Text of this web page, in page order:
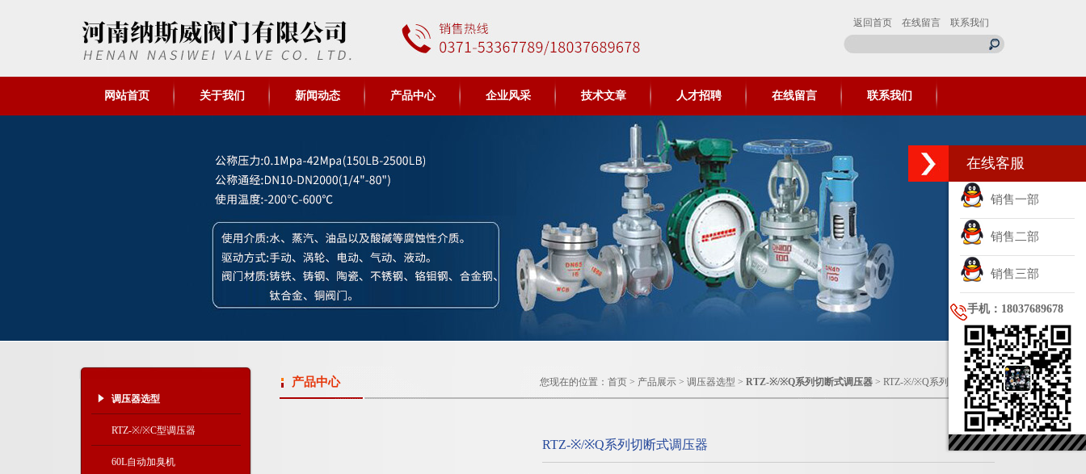
返回首页 在线留言 联系我们
网站首页 关于我们 新闻动态 产品中心 企业风采 技术文章 人才招聘 在线留言 联系我们
调压器选型
RTZ-※/※C型调压器
60L自动加臭机
产品中心 您现在的位置： 首页 > 产品展示 > 调压器选型 > RTZ-※/※Q系列切断式调压器 > RTZ-※/※Q系列切断式调压器
RTZ-※/※Q系列切断式调压器
在线客服
销售一部
销售二部
销售三部
手机：18037689678